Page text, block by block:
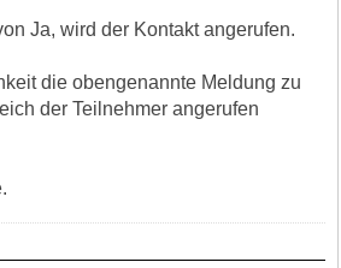
Ja, wird der Kontakt angerufen.
die obengenannte Meldung zu
der Teilnehmer angerufen